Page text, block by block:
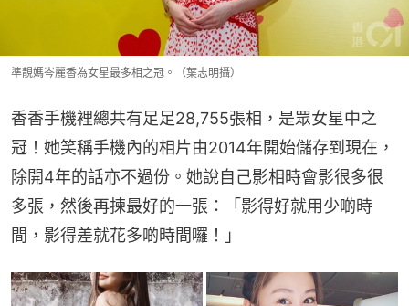
準靚媽岑麗香為女星最多相之冠。（葉志明攝）
香香手機裡總共有足足28,755張相，是眾女星中之
冠！她笑稱手機內的相片由2014年開始儲存到現在，
除開4年的話亦不過份。她說自己影相時會影很多很
多張，然後再揀最好的一張：「影得好就用少啲時
間，影得差就花多啲時間囉！」